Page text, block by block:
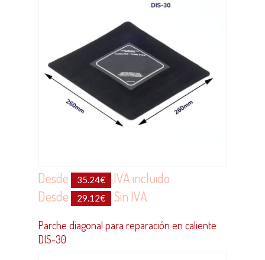
Desde 35.24€
IVA incluido
Desde
29.12€ Sin IVA
Parche diagonal para reparación en caliente
DIS-30